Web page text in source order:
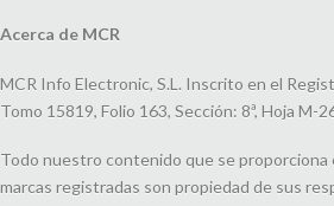
Acerca de MCR
MCR Info Electronic, S.L. Inscrito en el
Tomo 15819, Folio 163, Sección: 8ª, Hoja M-
Todo nuestro contenido que se proporciona
marcas registradas son propiedad de sus